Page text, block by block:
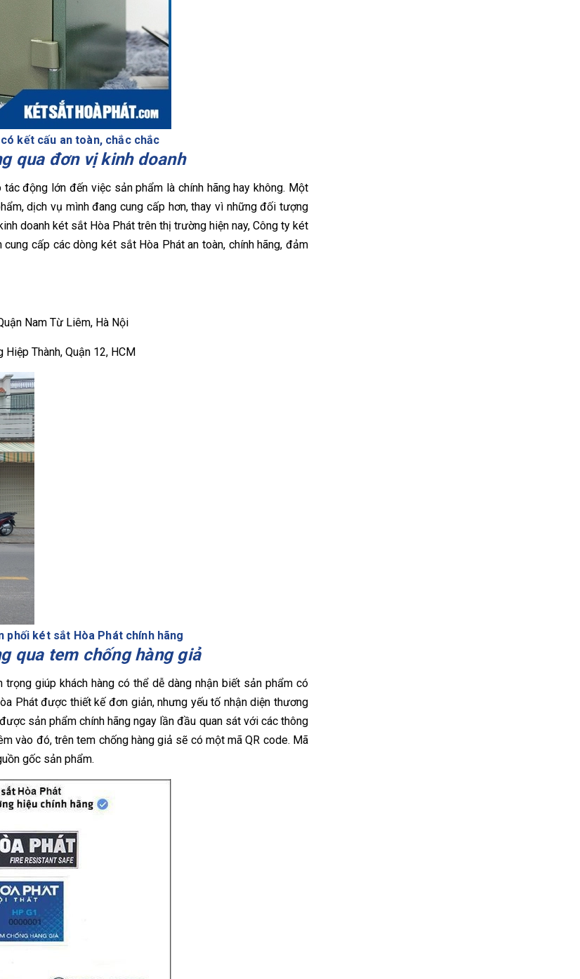
kết cấu an toàn, chắc chắc
qua đơn vị kinh doanh
động lớn đến việc sản phẩm là chính hãng hay không. Một
dịch vụ mình đang cung cấp hơn, thay vì những đối tượng
doanh két sắt Hòa Phát trên thị trường hiện nay, Công ty két
cấp các dòng két sắt Hòa Phát an toàn, chính hãng, đảm
Nam Từ Liêm, Hà Nội
Thành, Quận 12, HCM
két sắt Hòa Phát chính hãng
qua tem chống hàng giả
giúp khách hàng có thể dễ dàng nhận biết sản phẩm có
Phát được thiết kế đơn giản, nhưng yếu tố nhận diện thương
sản phẩm chính hãng ngay lần đầu quan sát với các thông
vào đó, trên tem chống hàng giả sẽ có một mã QR code. Mã
gốc sản phẩm.